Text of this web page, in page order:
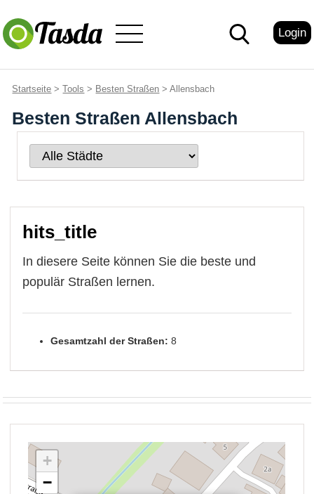
Login
Startseite >Tools > Besten Straßen > Allensbach
Besten Straßen Allensbach
hits_title
In diesere Seite können Sie die beste und
populär Straßen lernen.
Gesamtzahl der Straßen: 8